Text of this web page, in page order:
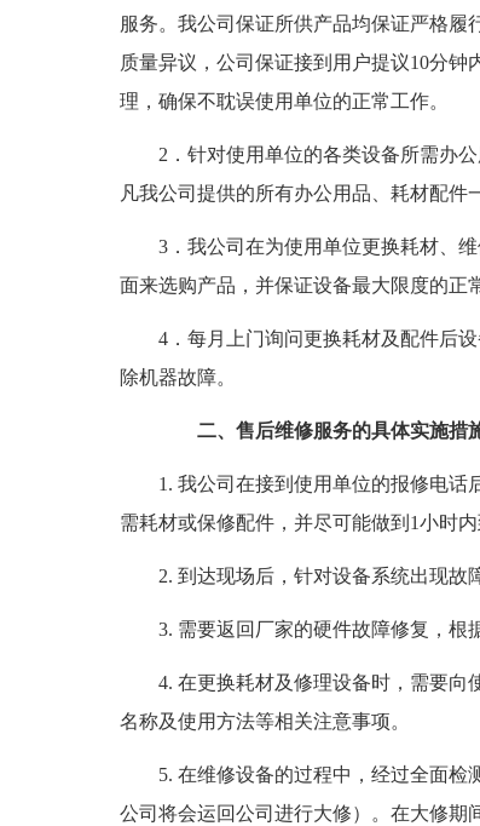
服务。我公司保证所供产品均保证严格履
质量异议，公司保证接到用户提议10分
理，确保不耽误使用单位的正常工作。
2．针对使用单位的各类设备所需办
凡我公司提供的所有办公用品、耗材配件
3．我公司在为使用单位更换耗材、
面来选购产品，并保证设备最大限度的正
4．每月上门询问更换耗材及配件后
除机器故障。
二、售后维修服务的具体实施措
1. 我公司在接到使用单位的报修电
需耗材或保修配件，并尽可能做到1小时内
2. 到达现场后，针对设备系统出现故
3. 需要返回厂家的硬件故障修复，根
4. 在更换耗材及修理设备时，需要向
名称及使用方法等相关注意事项。
5. 在维修设备的过程中，经过全面检
公司将会运回公司进行大修）。在大修期